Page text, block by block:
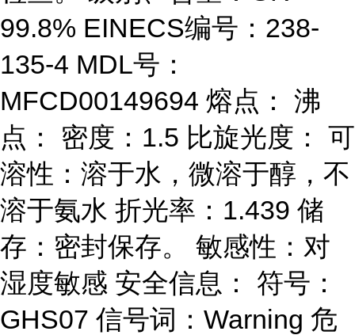
99.8% EINECS编号：238-
135-4 MDL号：
MFCD00149694 熔点： 沸
点： 密度：1.5 比旋光度： 可
溶性：溶于水，微溶于醇，不
溶于氨水 折光率：1.439 储
存：密封保存。 敏感性：对
湿度敏感 安全信息： 符号：
GHS07 信号词：Warning 危